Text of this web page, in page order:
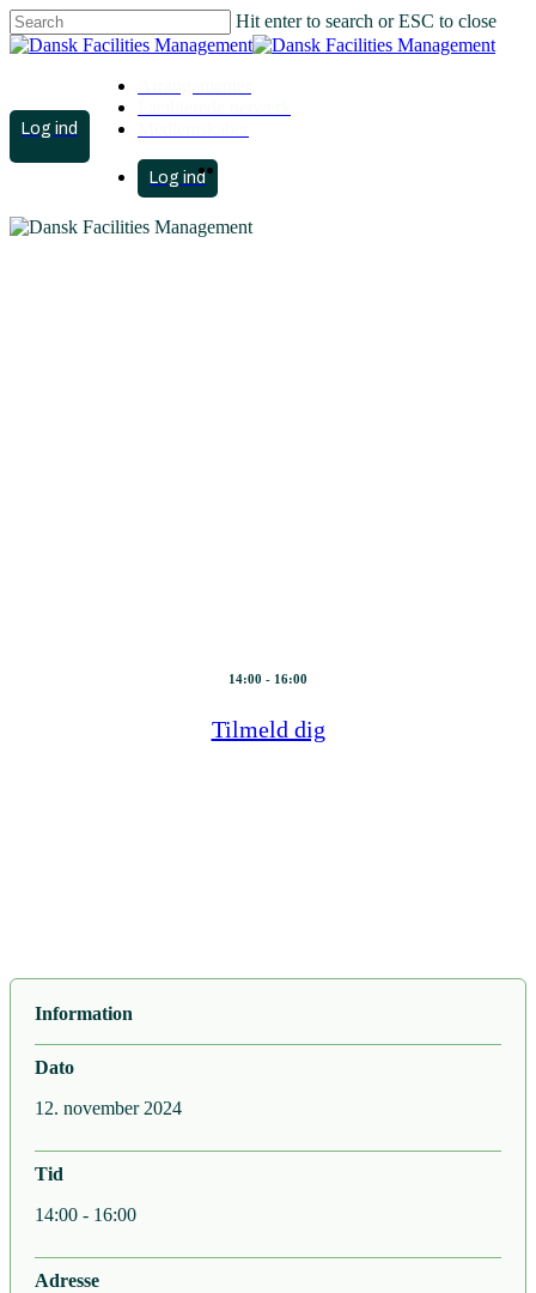
Hit enter to search or ESC to close
Close
search
account
Menu
search
account
14:00 - 16:00
Tilmeld dig
Information
Dato
12. november 2024
Tid
14:00 - 16:00
Adresse